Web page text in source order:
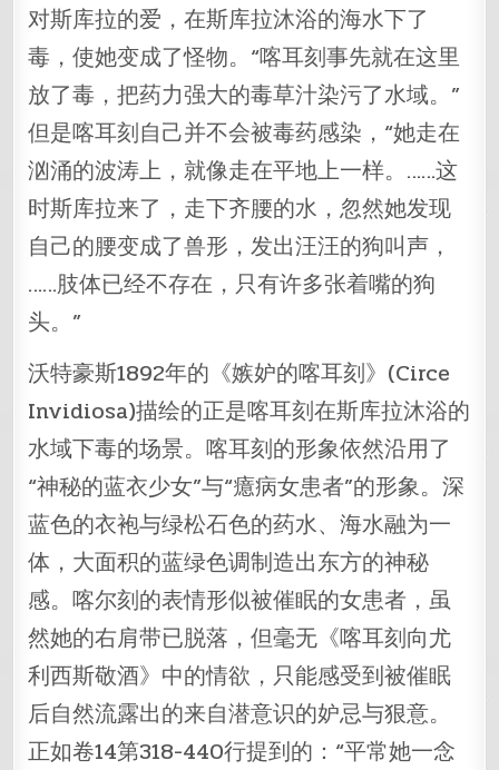
对斯库拉的爱，在斯库拉沐浴的海水下了
毒，使她变成了怪物。“喀耳刻事先就在这里
放了毒，把药力强大的毒草汁染污了水域。”
但是喀耳刻自己并不会被毒药感染，“她走在
汹涌的波涛上，就像走在平地上一样。……这
时斯库拉来了，走下齐腰的水，忽然她发现
自己的腰变成了兽形，发出汪汪的狗叫声，
……肢体已经不存在，只有许多张着嘴的狗
头。”
沃特豪斯1892年的《嫉妒的喀耳刻》(Circe
Invidiosa)描绘的正是喀耳刻在斯库拉沐浴的
水域下毒的场景。喀耳刻的形象依然沿用了
“神秘的蓝衣少女”与“癔病女患者”的形象。深
蓝色的衣袍与绿松石色的药水、海水融为一
体，大面积的蓝绿色调制造出东方的神秘
感。喀尔刻的表情形似被催眠的女患者，虽
然她的右肩带已脱落，但毫无《喀耳刻向尤
利西斯敬酒》中的情欲，只能感受到被催眠
后自然流露出的来自潜意识的妒忌与狠意。
正如卷14第318-440行提到的：“平常她一念